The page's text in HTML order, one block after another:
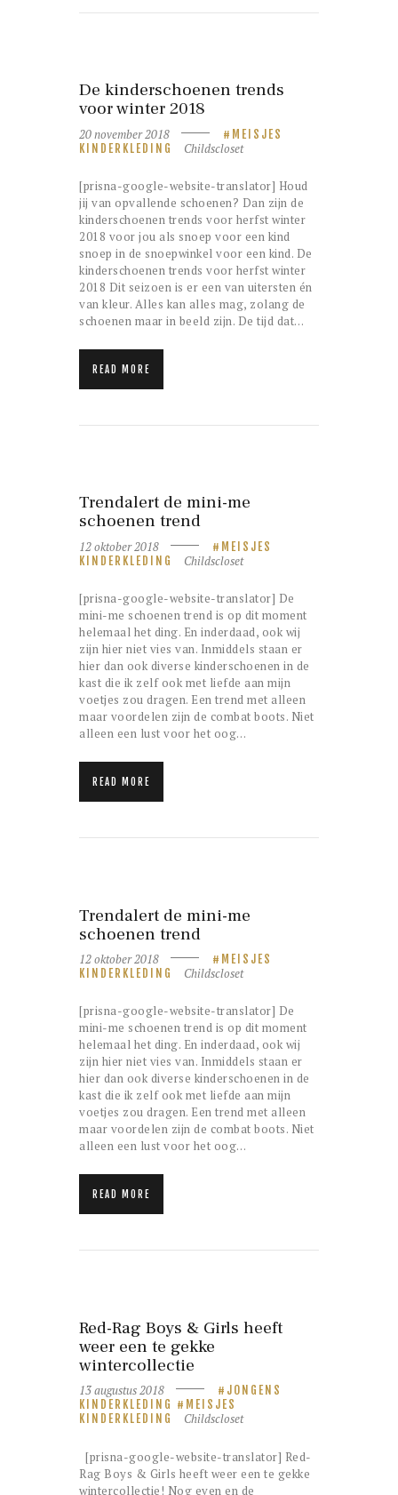
De kinderschoenen trends
voor winter 2018
20 november 2018
MEISJES
KINDERKLEDING
Childscloset
[prisna-google-website-translator] Houd
jij van opvallende schoenen? Dan zijn de
kinderschoenen trends voor herfst winter
2018 voor jou als snoep voor een kind
snoep in de snoepwinkel voor een kind. De
kinderschoenen trends voor herfst winter
2018 Dit seizoen is er een van uitersten én
van kleur. Alles kan alles mag, zolang de
schoenen maar in beeld zijn. De tijd dat…
READ MORE
Trendalert de mini-me
schoenen trend
12 oktober 2018
MEISJES
KINDERKLEDING
Childscloset
[prisna-google-website-translator] De
mini-me schoenen trend is op dit moment
helemaal het ding. En inderdaad, ook wij
zijn hier niet vies van. Inmiddels staan er
hier dan ook diverse kinderschoenen in de
kast die ik zelf ook met liefde aan mijn
voetjes zou dragen. Een trend met alleen
maar voordelen zijn de combat boots. Niet
alleen een lust voor het oog…
READ MORE
Trendalert de mini-me
schoenen trend
12 oktober 2018
MEISJES
KINDERKLEDING
Childscloset
[prisna-google-website-translator] De
mini-me schoenen trend is op dit moment
helemaal het ding. En inderdaad, ook wij
zijn hier niet vies van. Inmiddels staan er
hier dan ook diverse kinderschoenen in de
kast die ik zelf ook met liefde aan mijn
voetjes zou dragen. Een trend met alleen
maar voordelen zijn de combat boots. Niet
alleen een lust voor het oog…
READ MORE
Red-Rag Boys & Girls heeft
weer een te gekke
wintercollectie
13 augustus 2018
JONGENS
KINDERKLEDING
MEISJES
KINDERKLEDING
Childscloset
[prisna-google-website-translator] Red-
Rag Boys & Girls heeft weer een te gekke
wintercollectie! Nog even en de